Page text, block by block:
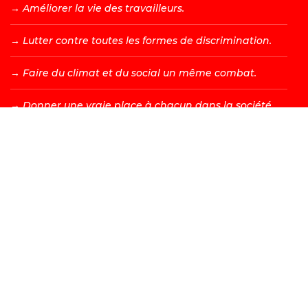
→ Améliorer la vie des travailleurs.
→ Lutter contre toutes les formes de discrimination.
→ Faire du climat et du social un même combat.
→ Donner une vraie place à chacun dans la société.